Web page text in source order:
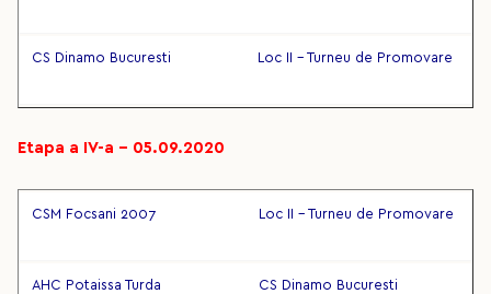
CS Dinamo Bucuresti Loc II - Turneu de Promovare
Etapa a IV-a – 05.09.2020
CSM Focsani 2007 Loc II - Turneu de Promovare
AHC Potaissa Turda CS Dinamo Bucuresti